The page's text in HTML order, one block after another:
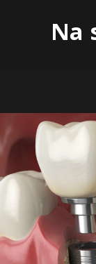
Na